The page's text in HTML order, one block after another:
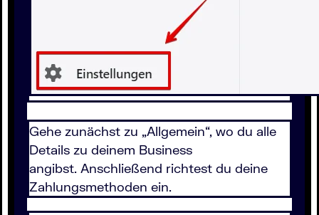
Gehe zunächst zu „Allgemein“, wo du alle
Details zu deinem Business
angibst. Anschließend richtest du deine
Zahlungsmethoden ein.